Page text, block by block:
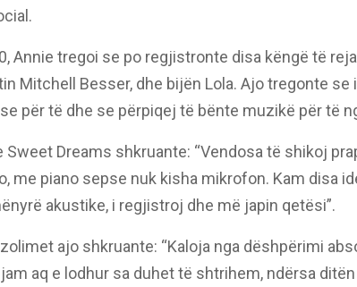
Annie tregoi se po regjistronte disa këngë të
Mitchell Besser, dhe bijën Lola. Ajo tregonte
për të dhe se përpiqej të bënte muzikë për të
Sweet Dreams shkruante: “Vendosa të shikoj
me piano sepse nuk kisha mikrofon. Kam disa
akustike, i regjistroj dhe më japin qetësi”.
ajo shkruante: “Kaloja nga dëshpërimi
aq e lodhur sa duhet të shtrihem, ndërsa